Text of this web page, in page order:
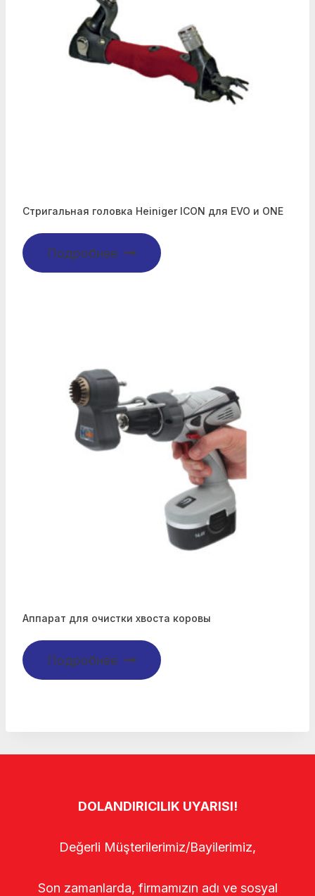
Стригальная головка Heiniger ICON для EVO и ONE
Подробнее
Аппарат для очистки хвоста коровы
Подробнее
DOLANDIRICILIK UYARISI!
Değerli Müşterilerimiz/Bayilerimiz,
Son zamanlarda, firmamızın adı ve sosyal